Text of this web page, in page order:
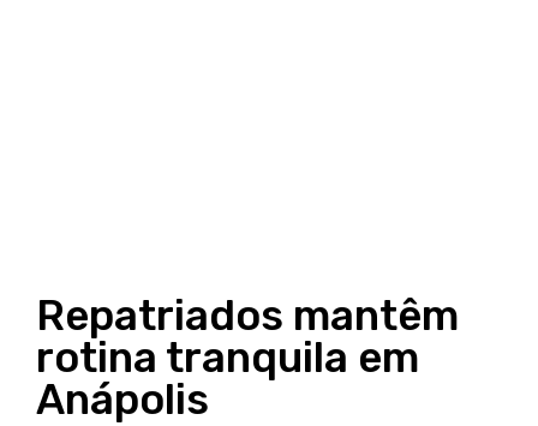
Repatriados mantêm
rotina tranquila em
Anápolis